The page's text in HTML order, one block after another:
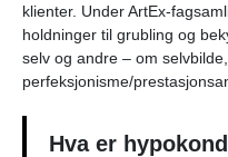
klienter. Under ArtEx-
holdninger til grubling og
selv og andre – om
perfeksjonisme/
Hva er